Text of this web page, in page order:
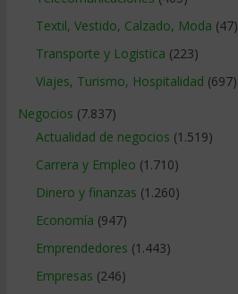
Textil, Vestido, Calzado, Moda (47)
Transporte y Logistica (223)
Viajes, Turismo, Hospitalidad (697)
Negocios (7.837)
Actualidad de negocios (1.519)
Carrera y Empleo (1.710)
Dinero y finanzas (1.260)
Economía (947)
Emprendedores (1.443)
Empresas (246)